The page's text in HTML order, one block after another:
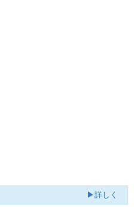
▶詳しく